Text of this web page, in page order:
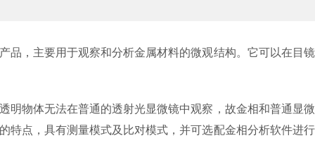
，主要用于观察和分析金属材料的微观结构。它可以在目
物体无法在普通的透射光显微镜中观察，故金相和普通显
特点，具有测量模式及比对模式，并可选配金相分析软件进